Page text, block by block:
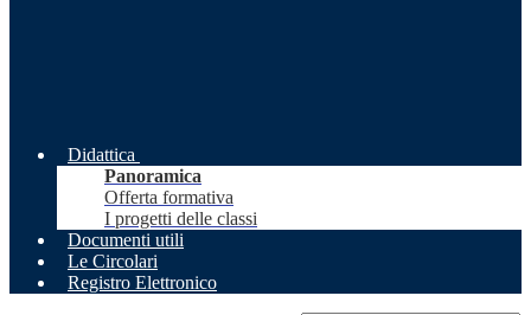
Didattica
Panoramica
Offerta formativa
I progetti delle classi
Documenti utili
Le Circolari
Registro Elettronico